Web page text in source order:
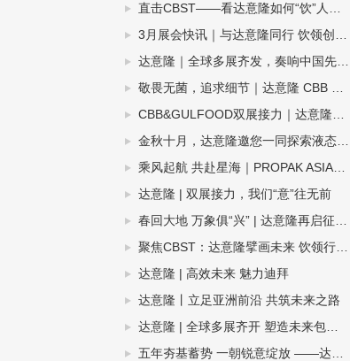
直击CBST——看达意隆如何“饮”人入胜！
3月展会快讯｜与达意隆同行 饮领创新共谋未来
达意隆｜全球多展齐发，奏响中国先进制造强音!
敬畏无菌，追求细节｜达意隆 CBB 2024 现场直击！
CBB&GULFOOD双展接力｜达意隆与您相约上海，迪拜！
金秋十月，达意隆邀您一同探索液态包装之旅！
乘风起航 共赴星海｜PROPAK ASIA2024圆满收官，达意隆期待与您再次相遇！
达意隆 | 双展接力，我们“意”往无前
春回大地 万象俱“兴” | 达意隆再启征程！
聚焦CBST：达意隆擘画未来 饮领行业生态圈
达意隆 | 高效未来 魅力迪拜
达意隆丨立足亚洲前沿 共筑未来之路
达意隆 | 全球多展齐开 塑造未来包装新格局
五年夯基蓄势 一朝锐意绽放 ——达意隆民族品牌闪耀国际展会